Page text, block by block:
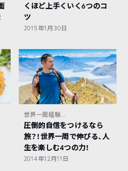
くほど上手くいく6つのコ
ツ
2015年1月30日
世界一周経験...
圧倒的自信をつけるなら
旅？！世界一周で伸びる、人
生を楽しむ4つの力！
2014年12月11日